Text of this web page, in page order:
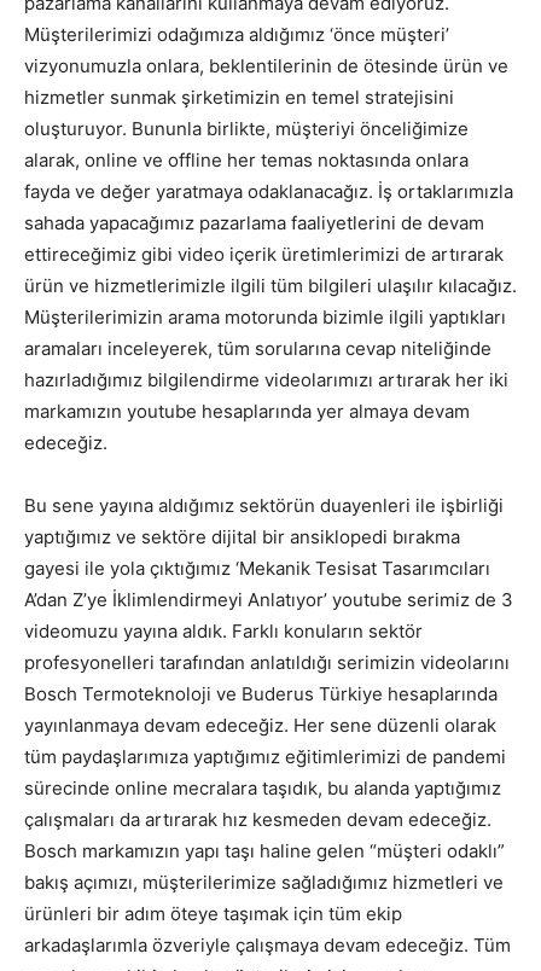
Müşterilerimizi odağımıza aldığımız ‘önce müşteri’
vizyonumuzla onlara, beklentilerinin de ötesinde ürün ve
hizmetler sunmak şirketimizin en temel stratejisini
oluşturuyor. Bununla birlikte, müşteriyi önceliğimize
alarak, online ve offline her temas noktasında onlara
fayda ve değer yaratmaya odaklanacağız. İş ortaklarımızla
sahada yapacağımız pazarlama faaliyetlerini de devam
ettireceğimiz gibi video içerik üretimlerimizi de artırarak
ürün ve hizmetlerimizle ilgili tüm bilgileri ulaşılır kılacağız.
Müşterilerimizin arama motorunda bizimle ilgili yaptıkları
aramaları inceleyerek, tüm sorularına cevap niteliğinde
hazırladığımız bilgilendirme videolarımızı artırarak her iki
markamızın youtube hesaplarında yer almaya devam
edeceğiz.
Bu sene yayına aldığımız sektörün duayenleri ile işbirliği
yaptığımız ve sektöre dijital bir ansiklopedi bırakma
gayesi ile yola çıktığımız ‘Mekanik Tesisat Tasarımcıları
A’dan Z’ye İklimlendirmeyi Anlatıyor’ youtube serimiz de 3
videomuzu yayına aldık. Farklı konuların sektör
profesyonelleri tarafından anlatıldığı serimizin videolarını
Bosch Termoteknoloji ve Buderus Türkiye hesaplarında
yayınlanmaya devam edeceğiz. Her sene düzenli olarak
tüm paydaşlarımıza yaptığımız eğitimlerimizi de pandemi
sürecinde online mecralara taşıdık, bu alanda yaptığımız
çalışmaları da artırarak hız kesmeden devam edeceğiz.
Bosch markamızın yapı taşı haline gelen “müşteri odaklı”
bakış açımızı, müşterilerimize sağladığımız hizmetleri ve
ürünleri bir adım öteye taşımak için tüm ekip
arkadaşlarımla özveriyle çalışmaya devam edeceğiz. Tüm